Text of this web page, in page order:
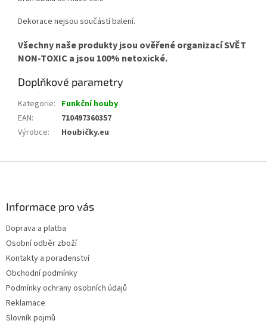
Dekorace nejsou součástí balení.
Všechny naše produkty jsou ověřené organizací SVĚT
NON-TOXIC a jsou 100% netoxické.
Doplňkové parametry
Kategorie: Funkční houby
EAN:
710497360357
Výrobce: Houbičky.eu
Informace pro vás
Doprava a platba
Osobní odběr zboží
Kontakty a poradenství
Obchodní podmínky
Podmínky ochrany osobních údajů
Reklamace
Slovník pojmů